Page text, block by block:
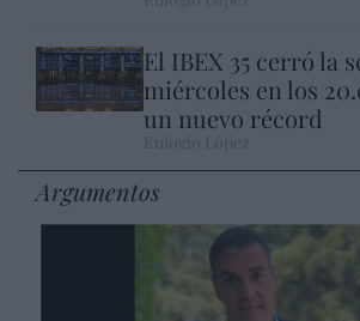
El IBEX 35 cerró la
miércoles en los
un nuevo récord
Argumentos